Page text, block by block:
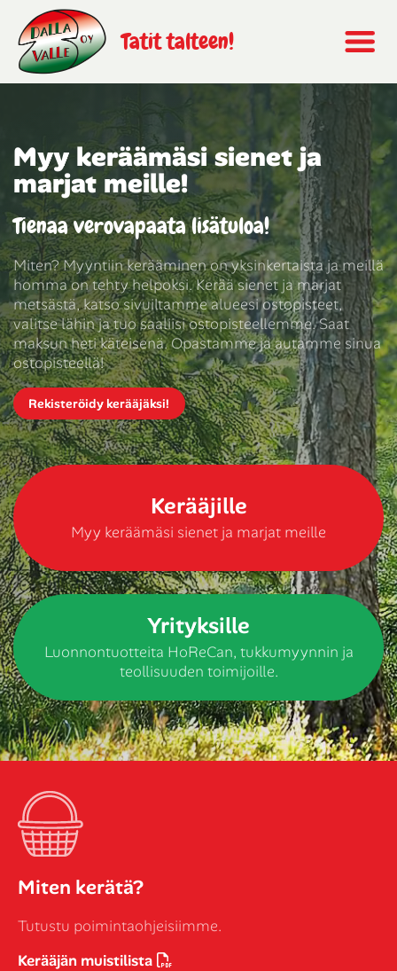
Tatit talteen!
Myy keräämäsi sienet ja
marjat meille!
Tienaa verovapaata lisätuloa!
Miten? Myyntiin kerääminen on yksinkertaista ja meillä
homma on tehty helpoksi. Kerää sienet ja marjat
metsästä, katso sivuiltamme alueesi ostopisteet,
valitse lähin ja tuo saaliisi ostopisteellemme. Saat
maksun heti käteisenä. Opastamme ja autamme sinua
ostopisteellä!
Rekisteröidy kerääjäksi!
Kerääjille
Myy keräämäsi sienet ja marjat meille
Yrityksille
Luonnontuotteita HoReCan, tukkumyynnin ja
teollisuuden toimijoille.
Miten kerätä?
Tutustu poimintaohjeisiimme.
Kerääjän muistilista